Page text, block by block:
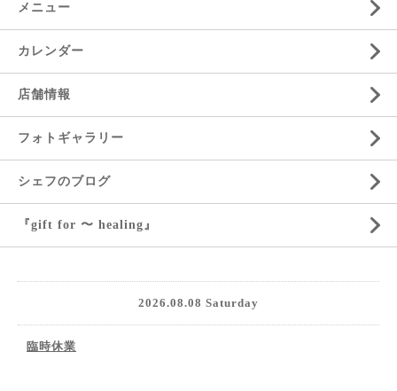
メニュー
カレンダー
店舗情報
フォトギャラリー
シェフのブログ
『gift for 〜 healing』
2026.08.08 Saturday
臨時休業